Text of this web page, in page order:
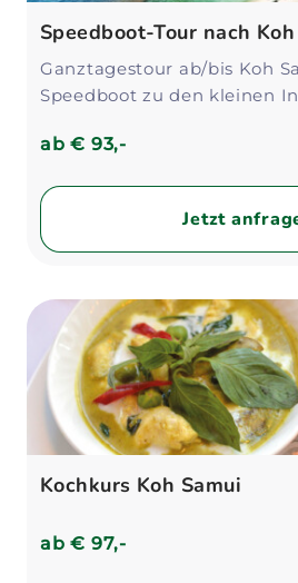
Speedboot-Tour nach
Ganztagestour ab/bis Koh
Speedboot zu den kleinen
ab€ 93,-
Jetzt
Kochkurs Koh Samui
ab€ 97,-